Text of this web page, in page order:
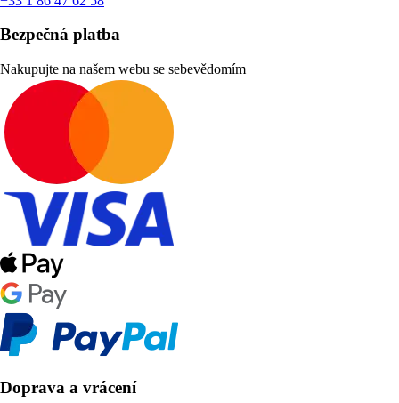
Bezpečná platba
Nakupujte na našem webu se sebevědomím
Doprava a vrácení